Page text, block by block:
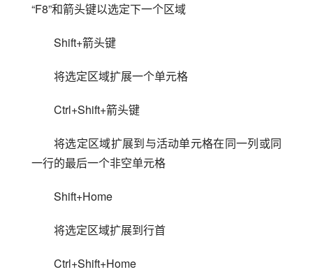
“F8”和箭头键以选定下一个区域
Shift+箭头键
将选定区域扩展一个单元格
Ctrl+Shift+箭头键
将选定区域扩展到与活动单元格在同一列或同
一行的最后一个非空单元格
Shift+Home
将选定区域扩展到行首
Ctrl+Shift+Home